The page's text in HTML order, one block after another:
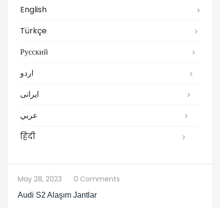
English
Türkçe
Русский
اردو
ایرانی
عربي
हिंदी
May 28, 2023 0 Comments
Audi S2 Alaşım Jantlar